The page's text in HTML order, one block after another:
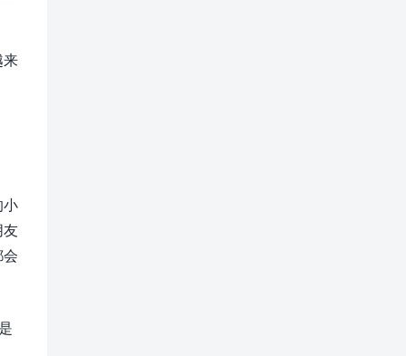
来
小
友